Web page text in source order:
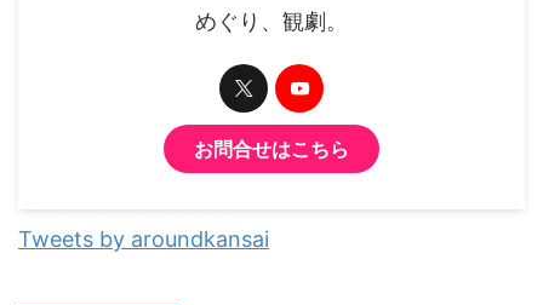
めぐり、観劇。
お問合せはこちら
Tweets by aroundkansai